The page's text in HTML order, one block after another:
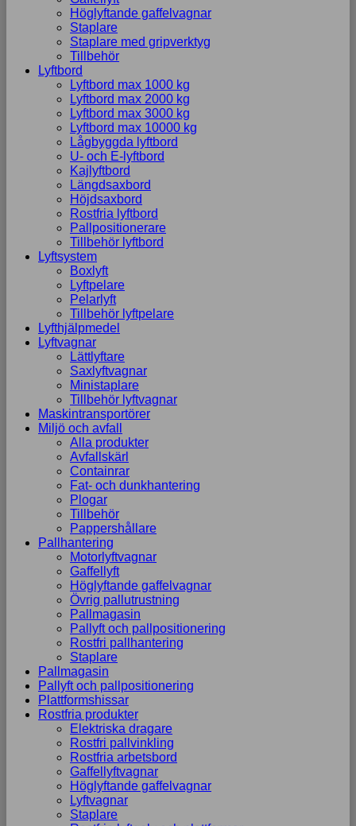
Höglyftande gaffelvagnar
Staplare
Staplare med gripverktyg
Tillbehör
Lyftbord
Lyftbord max 1000 kg
Lyftbord max 2000 kg
Lyftbord max 3000 kg
Lyftbord max 10000 kg
Lågbyggda lyftbord
U- och E-lyftbord
Kajlyftbord
Längdsaxbord
Höjdsaxbord
Rostfria lyftbord
Pallpositionerare
Tillbehör lyftbord
Lyftsystem
Boxlyft
Lyftpelare
Pelarlyft
Tillbehör lyftpelare
Lyfthjälpmedel
Lyftvagnar
Lättlyftare
Saxlyftvagnar
Ministaplare
Tillbehör lyftvagnar
Maskintransportörer
Miljö och avfall
Alla produkter
Avfallskärl
Containrar
Fat- och dunkhantering
Plogar
Tillbehör
Pappershållare
Pallhantering
Motorlyftvagnar
Gaffellyft
Höglyftande gaffelvagnar
Övrig pallutrustning
Pallmagasin
Pallyft och pallpositionering
Rostfri pallhantering
Staplare
Pallmagasin
Pallyft och pallpositionering
Plattformshissar
Rostfria produkter
Elektriska dragare
Rostfri pallvinkling
Rostfria arbetsbord
Gaffellyftvagnar
Höglyftande gaffelvagnar
Lyftvagnar
Staplare